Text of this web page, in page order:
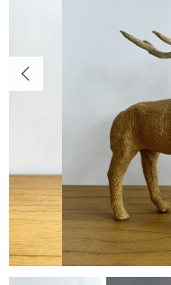
植物の紹介・育て方など
NEWS
ABOUT US
当店について
POINT
育て方のコツ
CHECKED
カ